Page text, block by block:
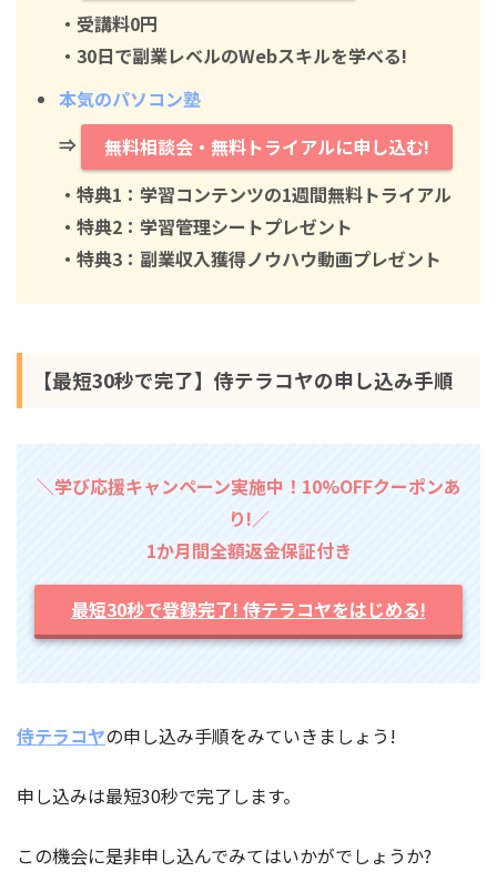
・ 受講料0円
・30日で副業レベルのWebスキルを学べる!
本気のパソコン塾
⇒
無料相談会・無料トライアルに申し込む!
・特典1：学習コンテンツの1週間無料トライアル
・特典2：学習管理シートプレゼント
・特典3：副業収入獲得ノウハウ動画プレゼント
【最短30秒で完了】侍テラコヤの申し込み手順
＼学び応援キャンペーン実施中！10%OFFクーポンあ
り!／
1か月間全額返金保証付き
最短30秒で登録完了! 侍テラコヤをはじめる!
侍テラコヤの申し込み手順をみていきましょう!
申し込みは最短30秒で完了します。
この機会に是非申し込んでみてはいかがでしょうか?